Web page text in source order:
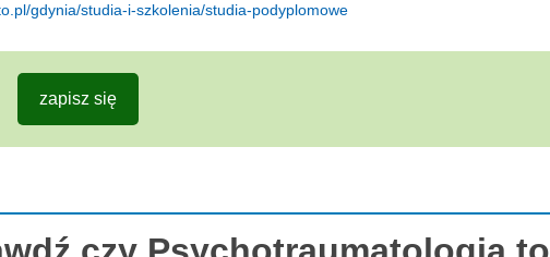
gdynia/studia-i-szkolenia/studia-podyplomowe
zapisz się